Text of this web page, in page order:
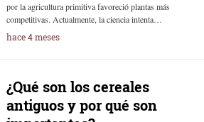
por la agricultura primitiva favoreció plantas más
competitivas. Actualmente, la ciencia intenta…
hace 4 meses
¿Qué son los cereales
antiguos y por qué son